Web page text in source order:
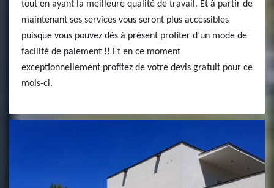
tout en ayant la meilleure qualité de travail. Et à partir de
maintenant ses services vous seront plus accessibles
puisque vous pouvez dès à présent profiter d’un mode de
facilité de paiement !! Et en ce moment
exceptionnellement profitez de votre devis gratuit pour ce
mois-ci.